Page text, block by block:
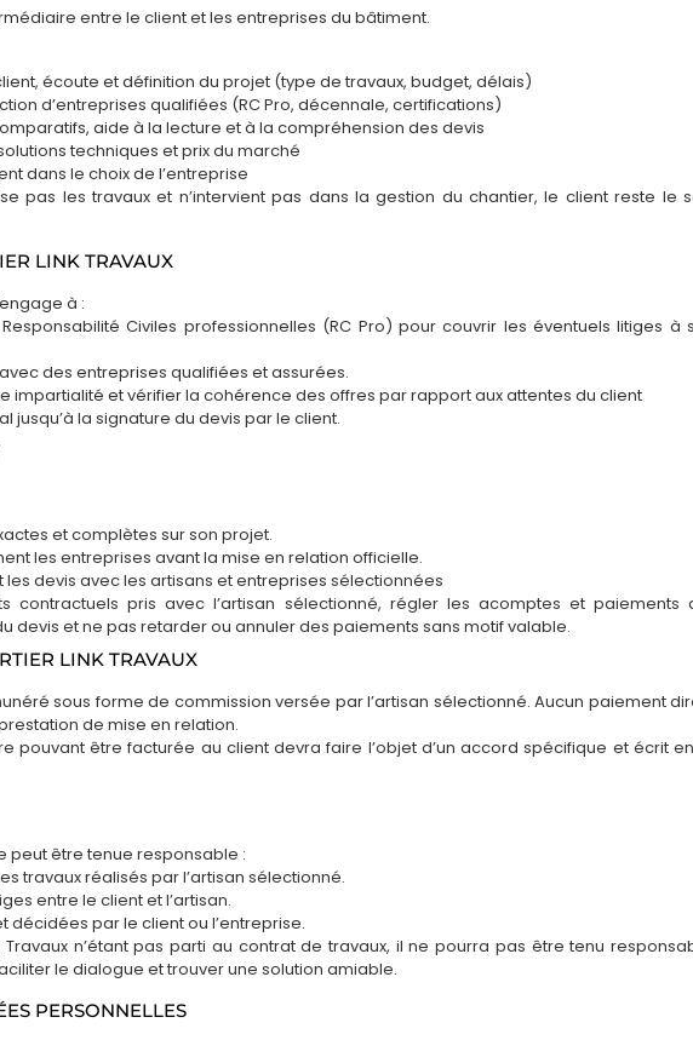
entre le client et les entreprises du bâtiment.
écoute et définition du projet (type de travaux, budget, délais)
d’entreprises qualifiées (RC Pro, décennale, certifications)
aide à la lecture et à la compréhension des devis
techniques et prix du marché
dans le choix de l’entreprise
pas les travaux et n’intervient pas dans la gestion du chantier, le client reste le
LINK TRAVAUX
à :
Civiles professionnelles (RC Pro) pour couvrir les éventuels litiges à
des entreprises qualifiées et assurées.
impartialité et vérifier la cohérence des offres par rapport aux attentes du client
jusqu’à la signature du devis par le client.
et complètes sur son projet.
les entreprises avant la mise en relation officielle.
devis avec les artisans et entreprises sélectionnées
contractuels pris avec l’artisan sélectionné, régler les acomptes et paiements
devis et ne pas retarder ou annuler des paiements sans motif valable.
LINK TRAVAUX
sous forme de commission versée par l’artisan sélectionné. Aucun paiement
de mise en relation.
pouvant être facturée au client devra faire l’objet d’un accord spécifique et écrit
peut être tenue responsable :
travaux réalisés par l’artisan sélectionné.
entre le client et l’artisan.
décidées par le client ou l’entreprise.
n’étant pas parti au contrat de travaux, il ne pourra pas être tenu
le dialogue et trouver une solution amiable.
PERSONNELLES
placostil
Faïence murale
plafond
éléctrique
Revêtement sol
Cuisine
Climatisation
maison
Climatisation
Cloison placostil
Fenêtres double-
Revêtement sol
Faux-